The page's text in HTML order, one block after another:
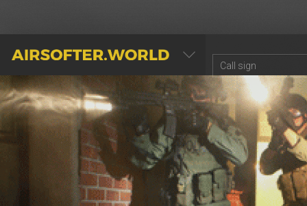
AIRSOFTER.WORLD